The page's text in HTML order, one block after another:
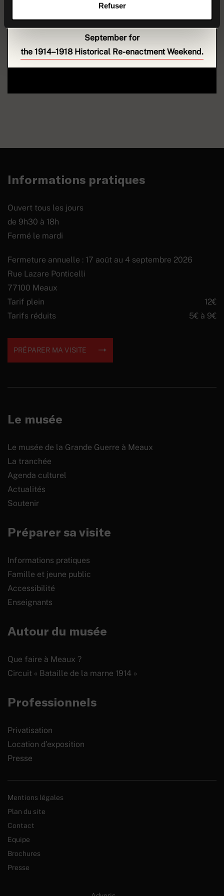
Refuser
September for
the 1914–1918 Historical Re-enactment Weekend.
Informations pratiques
Ouvert tous les jours
de 9h30 à 18h
Fermé le mardi
Fermeture annuelle : 17 août au 4 septembre 2026
Rue Lazare Ponticelli
77100 Meaux
Tarif plein
12€
Tarifs réduits
5€ à 9€
PRÉPARER MA VISITE
Le musée
Le musée de la Grande Guerre à Meaux
La tranchée
Agenda culturel
Actualités
Soutenir
Préparer sa visite
Informations pratiques
Famille et jeune public
Accessibilité
Enseignants
Autour du musée
Que faire à Meaux ?
Circuit « Bataille de la marne 1914 »
Professionnels
Privatisation
Location d’exposition
Presse
Mentions légales
Plan du site
Contact
Equipe
Brochures
Presse